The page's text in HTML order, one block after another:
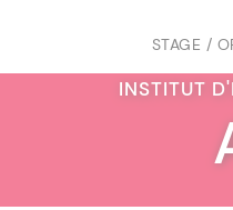
STAGE /
INSTITUT